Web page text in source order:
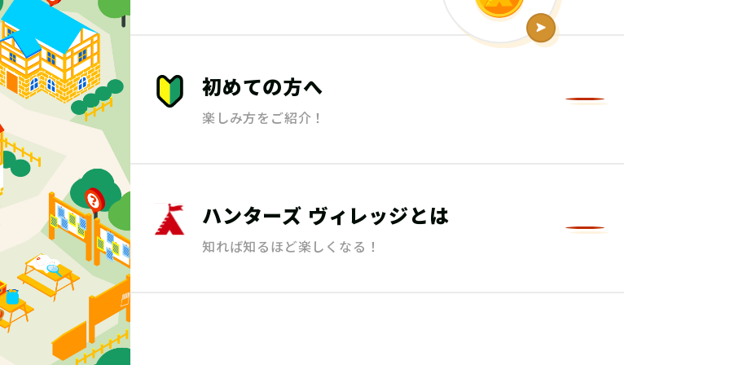
初めての方へ
楽しみ方をご紹介！
ハンターズ ヴィレッジとは
知れば知るほど楽しくなる！